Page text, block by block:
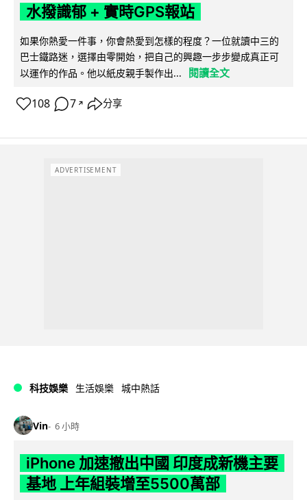
水撥識郁 + 實時GPS報站
如果你熱愛一件事，你會熱愛到怎樣的程度？一位就讀中三的
巴士鐵路迷，選擇由零開始，把自己的興趣一步步變成真正可
以運作的作品。他以紙皮親手製作出...
閱讀全文
108 7 ↗ 分享
ADVERTISEMENT
科技娛樂 生活娛樂 城中熱話
Vin 6 小時
iPhone 加速撤出中國 印度成新機主要
基地 上年組裝增至5500萬部